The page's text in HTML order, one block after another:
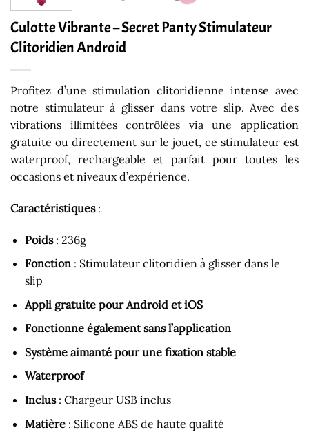
Culotte Vibrante – Secret Panty Stimulateur
Clitoridien Android
Profitez d’une stimulation clitoridienne intense avec
notre stimulateur à glisser dans votre slip. Avec des
vibrations illimitées contrôlées via une application
gratuite ou directement sur le jouet, ce stimulateur est
waterproof, rechargeable et parfait pour toutes les
occasions et niveaux d’expérience.
Caractéristiques:
Poids: 236g
Fonction: Stimulateur clitoridien à glisser dans le
slip
Appli gratuite pour Android et iOS
Fonctionne également sans l’application
Système aimanté pour une fixation stable
Waterproof
Inclus: Chargeur USB inclus
Matière: Silicone ABS de haute qualité